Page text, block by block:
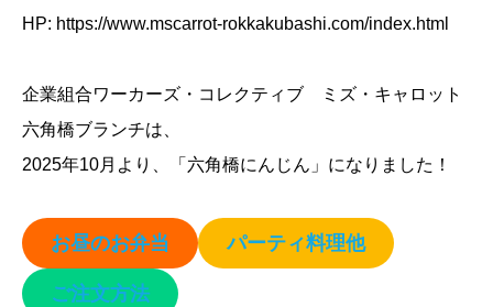
HP: https://www.mscarrot-rokkakubashi.com/index.html
企業組合ワーカーズ・コレクティブ ミズ・キャロット
六角橋ブランチは、
2025年10月より、「六角橋にんじん」になりました！
お昼のお弁当 パーティ料理他
ご注文方法